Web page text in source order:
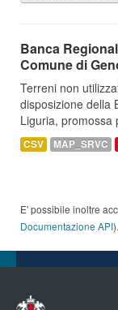
Banca
Comune di
Terreni non
disposizione della
Liguria, promossa
CSV MAP_SRVC
E' possibile inoltre
Documentazione API).